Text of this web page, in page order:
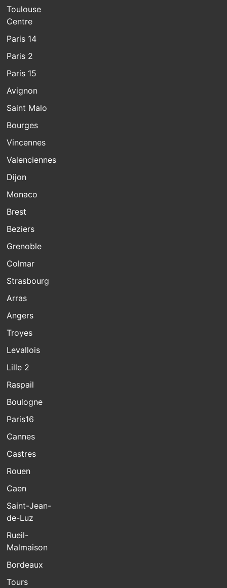
Toulouse
Centre
Paris 14
Paris 2
Paris 15
Avignon
Saint Malo
Bourges
Vincennes
Valenciennes
Dijon
Monaco
Brest
Beziers
Grenoble
Colmar
Strasbourg
Arras
Angers
Troyes
Levallois
Lille 2
Raspail
Boulogne
Paris16
Cannes
Castres
Rouen
Caen
Saint-Jean-
de-Luz
Rueil-
Malmaison
Bordeaux
Tours